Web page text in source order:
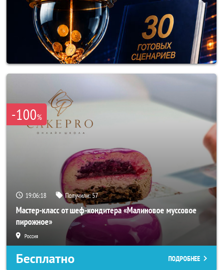
-100%
19:06:18 Получили:57
Мастер-класс от шеф-кондитера «Малиновое муссовое
пирожное»
Россия
Бесплатно ПОДРОБНЕЕ